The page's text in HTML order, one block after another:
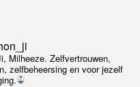
Milheeze. Zelfvertrouwen,
zelfbeheersing en voor jezelf